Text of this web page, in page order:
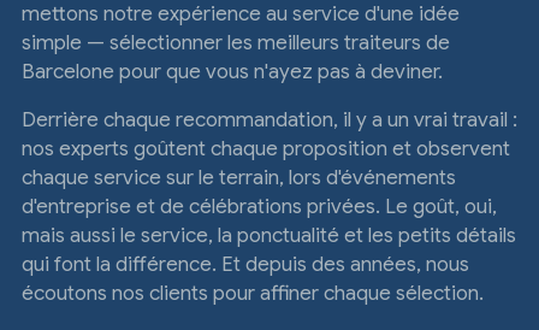
mettons notre expérience au service d'une idée
simple — sélectionner les meilleurs traiteurs de
Barcelone pour que vous n'ayez pas à deviner.
Derrière chaque recommandation, il y a un vrai travail :
nos experts goûtent chaque proposition et observent
chaque service sur le terrain, lors d'événements
d'entreprise et de célébrations privées. Le goût, oui,
mais aussi le service, la ponctualité et les petits détails
qui font la différence. Et depuis des années, nous
écoutons nos clients pour affiner chaque sélection.